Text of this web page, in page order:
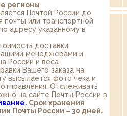
регионы
Почтой России до
почты или транспортной
адресу указанному в
доставки
менеджерами и
России и веса
Вашего заказа на
высылается фото чека и
Отслеживать
на сайте Почты России в
Срок хранения
Почты России – 30 дней.